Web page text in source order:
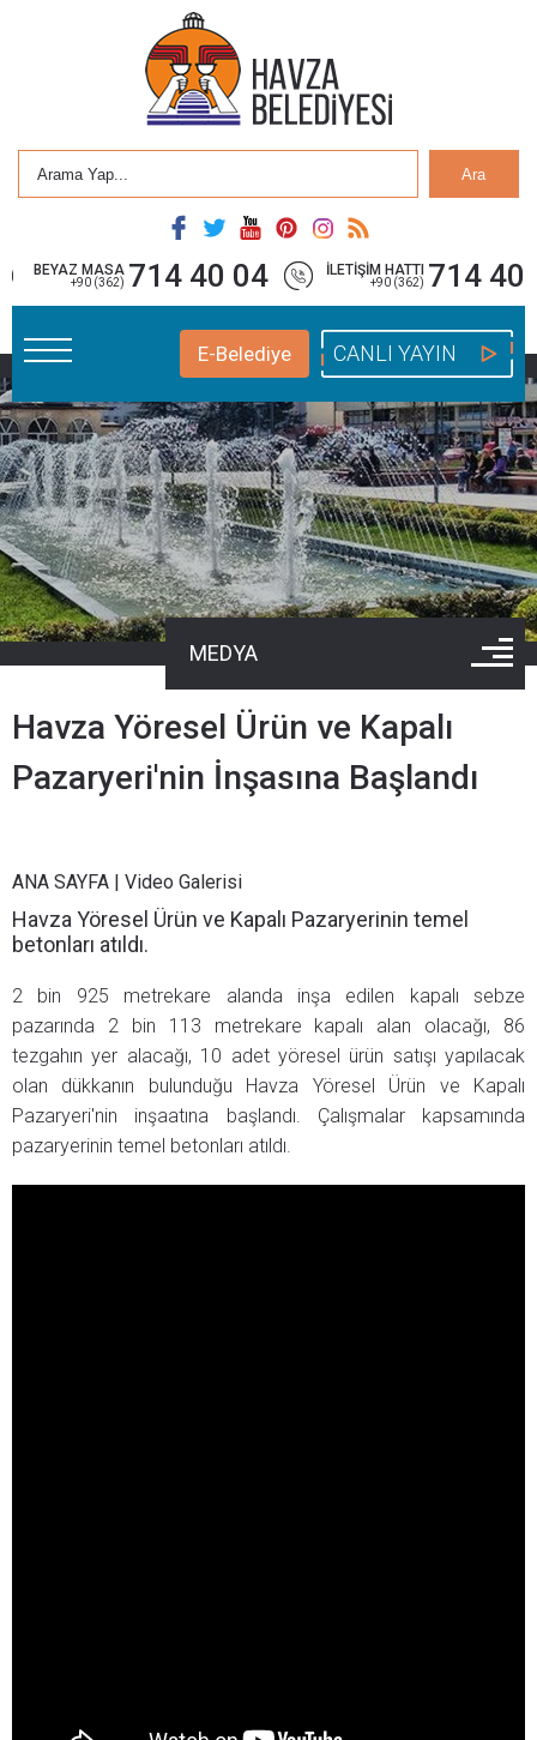
Ara
İLETİŞİM HATTI
+90 (362) 714 40
BEYAZ MASA
+90 (362) 714 40 04
E-Belediye CANLI YAYIN
MEDYA
Havza Yöresel Ürün ve Kapalı
Pazaryeri'nin İnşasına Başlandı
ANA SAYFA | Video Galerisi
Havza Yöresel Ürün ve Kapalı Pazaryerinin temel
betonları atıldı.
2 bin 925 metrekare alanda inşa edilen kapalı sebze
pazarında 2 bin 113 metrekare kapalı alan olacağı, 86
tezgahın yer alacağı, 10 adet yöresel ürün satışı yapılacak
olan dükkanın bulunduğu Havza Yöresel Ürün ve Kapalı
Pazaryeri'nin inşaatına başlandı. Çalışmalar kapsamında
pazaryerinin temel betonları atıldı.